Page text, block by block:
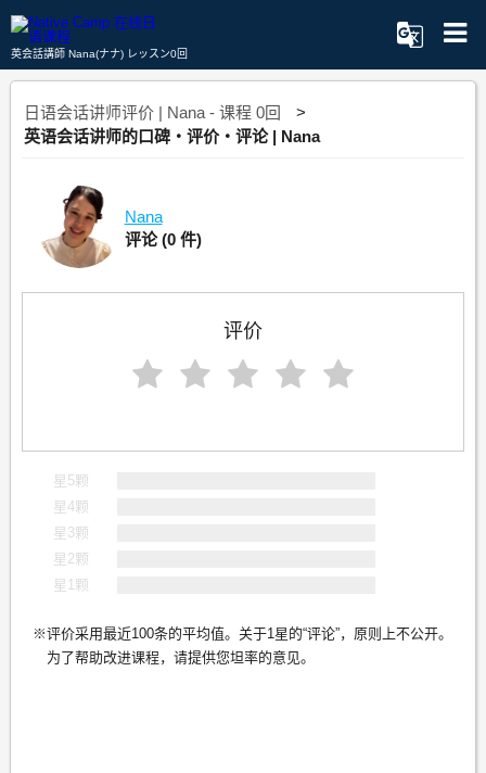
英会話講師 Nana(ナナ) レッスン0回
日语会话讲师评价 | Nana - 课程 0回
英语会话讲师的口碑・评价・评论 | Nana
Nana
评论(0 件)
评价
星5颗
星4颗
星3颗
星2颗
星1颗
评价采用最近100条的平均值。关于1星的“评论”，原则上不公开。
为了帮助改进课程，请提供您坦率的意见。